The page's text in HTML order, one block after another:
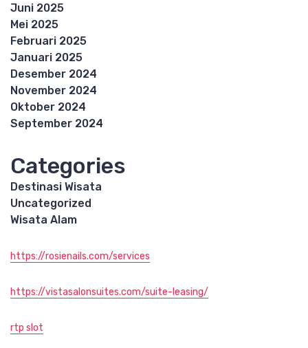
Juni 2025
Mei 2025
Februari 2025
Januari 2025
Desember 2024
November 2024
Oktober 2024
September 2024
Categories
Destinasi Wisata
Uncategorized
Wisata Alam
https://rosienails.com/services
https://vistasalonsuites.com/suite-leasing/
rtp slot